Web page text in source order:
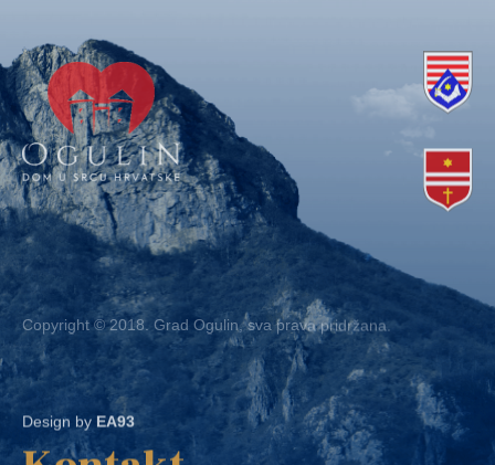
Copyright © 2018. Grad Ogulin, sva prava pridržana.
Design byEA93
Kontakt